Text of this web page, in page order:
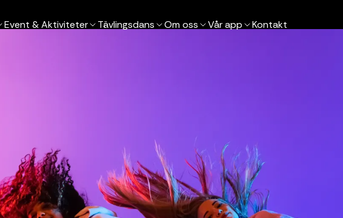
Event & Aktiviteter Tävlingsdans Om oss Vår app Kontakt